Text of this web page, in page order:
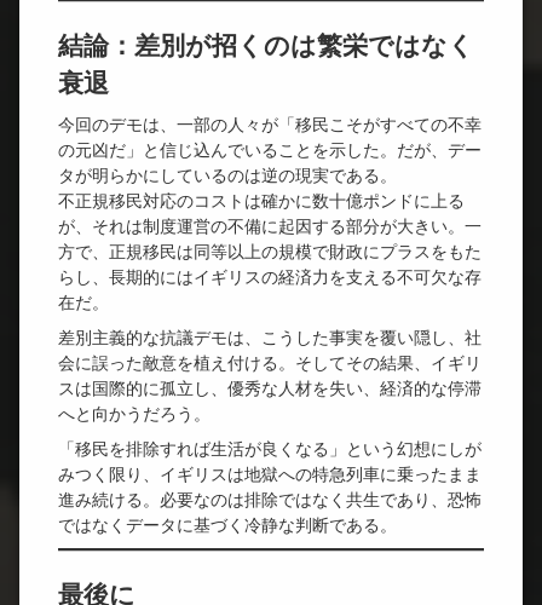
結論：差別が招くのは繁栄ではなく
衰退
今回のデモは、一部の人々が「移民こそがすべての不幸
の元凶だ」と信じ込んでいることを示した。だが、デー
タが明らかにしているのは逆の現実である。
不正規移民対応のコストは確かに数十億ポンドに上る
が、それは制度運営の不備に起因する部分が大きい。一
方で、正規移民は同等以上の規模で財政にプラスをもた
らし、長期的にはイギリスの経済力を支える不可欠な存
在だ。
差別主義的な抗議デモは、こうした事実を覆い隠し、社
会に誤った敵意を植え付ける。そしてその結果、イギリ
スは国際的に孤立し、優秀な人材を失い、経済的な停滞
へと向かうだろう。
「移民を排除すれば生活が良くなる」という幻想にしが
みつく限り、イギリスは地獄への特急列車に乗ったまま
進み続ける。必要なのは排除ではなく共生であり、恐怖
ではなくデータに基づく冷静な判断である。
最後に